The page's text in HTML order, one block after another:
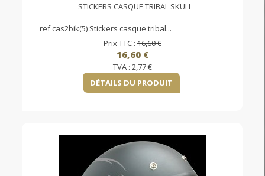
STICKERS CASQUE TRIBAL SKULL
ref cas2bik(5) Stickers casque tribal...
Prix TTC :16,60 €
16,60 €
TVA : 2,77 €
DÉTAILS DU PRODUIT